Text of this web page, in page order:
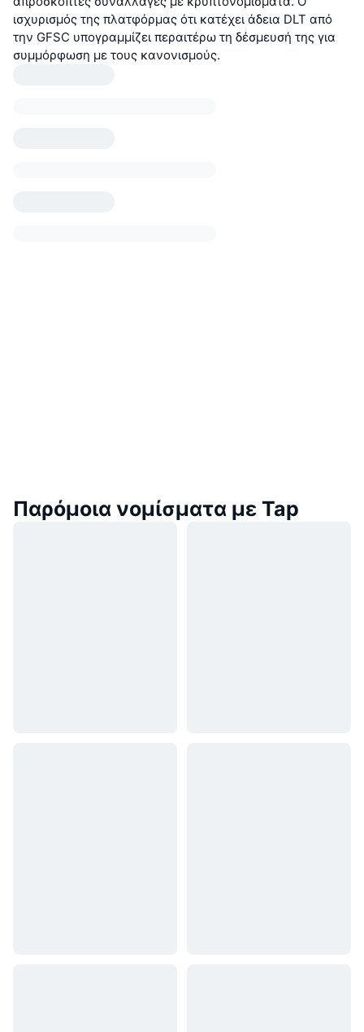
ισχυρισμός της πλατφόρμας ότι κατέχει άδεια DLT από
την GFSC υπογραμμίζει περαιτέρω τη δέσμευσή της για
συμμόρφωση με τους κανονισμούς.
Παρόμοια νομίσματα με Tap